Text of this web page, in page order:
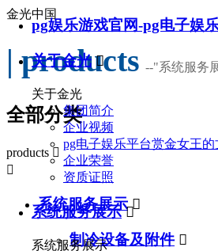
pg娱乐游戏官网-pg电子娱
关于金光 
关于金光
集团简介
企业视频
pg电子娱乐平台赏金女王的
企业荣誉
资质证照
系统服务展示 
系统服务展示
金光中国
| products --"系统服务
全部分类
products 

系统服务展示 
制冷设备及附件 